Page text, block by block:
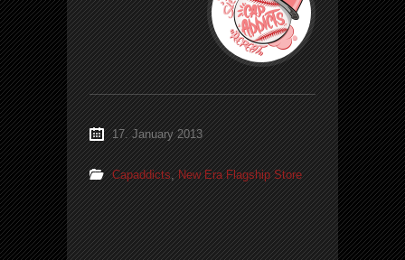
17. January 2013
Capaddicts,New Era Flagship Store